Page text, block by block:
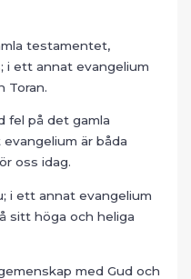
testamentet,
i ett annat evangelium
Toran.
fel på det gamla
är båda
oss idag.
i ett annat evangelium
sitt höga och heliga
med Gud och